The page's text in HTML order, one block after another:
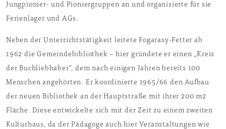
Jungpionier- und Pioniergruppen an und organisierte für sie
Ferienlager und AGs.
Neben der Unterrichtstätigkeit leitete Fogarasy-Fetter ab
1962 die Gemeindebibliothek – hier gründete er einen „Kreis
der Buchliebhaber”, dem nach einigen Jahren bereits 100
Menschen angehörten. Er koordinierte 1965/66 den Aufbau
der neuen Bibliothek an der Hauptstraße mit ihrer 200 m2
Fläche. Diese entwickelte sich mit der Zeit zu einem zweiten
Kulturhaus, da der Pädagoge auch hier Veranstaltungen wie